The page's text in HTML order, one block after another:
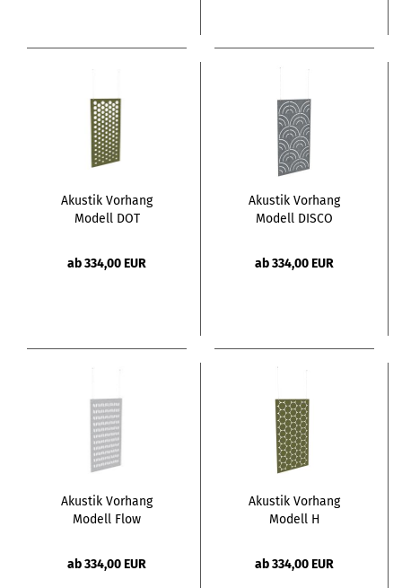
Akustik Vorhang
Modell DOT
ab 334,00 EUR
Akustik Vorhang
Modell DISCO
ab 334,00 EUR
Akustik Vorhang
Modell Flow
ab 334,00 EUR
Akustik Vorhang
Modell H
ab 334,00 EUR